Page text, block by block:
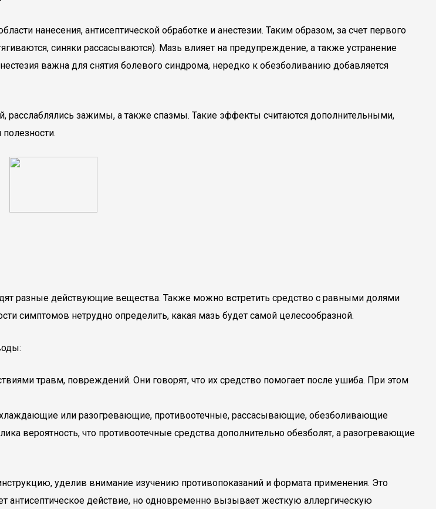
нанесения, антисептической обработке и анестезии. Таким образом, за счет первого
синяки рассасываются). Мазь влияет на предупреждение, а также устранение
важна для снятия болевого синдрома, нередко к обезболиванию добавляется
расслаблялись зажимы, а также спазмы. Такие эффекты считаются дополнительными,
разные действующие вещества. Также можно встретить средство с равными долями
симптомов нетрудно определить, какая мазь будет самой целесообразной.
травм, повреждений. Они говорят, что их средство помогает после ушиба. При этом
или разогревающие, противоотечные, рассасывающие, обезболивающие
вероятность, что противоотечные средства дополнительно обезболят, а разогревающие
уделив внимание изучению противопоказаний и формата применения. Это
антисептическое действие, но одновременно вызывает жесткую аллергическую